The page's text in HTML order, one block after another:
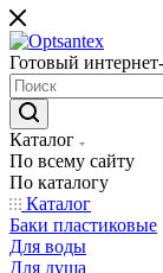
Готовый
Каталог
По всему сайту
По каталогу
Каталог
Баки пластиковые
Для воды
Для душа